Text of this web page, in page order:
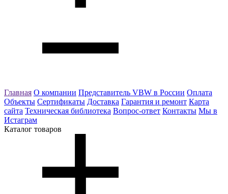
Главная О компании Представитель VBW в России Оплата
Объекты Сертификаты Доставка Гарантия и ремонт Карта
сайта Техническая библиотека Вопрос-ответ Контакты Мы в
Истаграм
Каталог товаров